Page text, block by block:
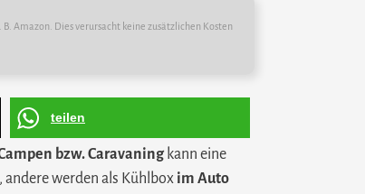
Amazon. Dies verursacht keine zusätzlichen Kosten
teilen
bzw. Caravaningkann eine
werden als Kühlbox im Auto